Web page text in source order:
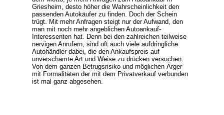
Griesheim, desto höher die Wahrscheinlichkeit den
passenden Autokäufer zu finden. Doch der Schein
trügt. Mit mehr Anfragen steigt nur der Aufwand, den
man mit noch mehr angeblichen Autoankauf-
Interessenten hat. Denn bei den zahlreichen teilweise
nervigen Anrufern, sind oft auch viele aufdringliche
Autohändler dabei, die den Ankaufspreis auf
unverschämte Art und Weise zu drücken versuchen.
Von dem ganzen Betrugsrisiko und möglichen Ärger
mit Formalitäten der mit dem Privatverkauf verbunden
ist mal ganz abgesehen.